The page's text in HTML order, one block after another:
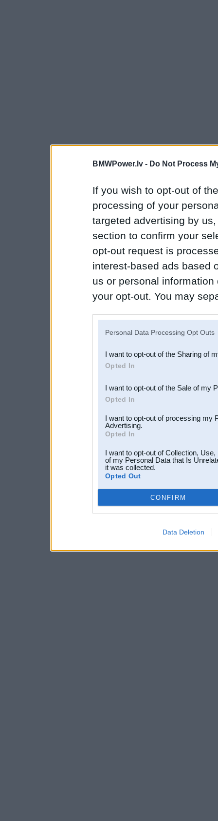
BMWPower.lv - Do Not Process
If you wish to opt-out of
processing of your
targeted advertising by
section to confirm your
opt-out request is
interest-based ads based
us or personal
your opt-out. You may
Downstream Participants
third parties.
Personal Data Processing Opt Outs
I want to opt-out of the Sharing of
Opted In
I want to opt-out of the Sale of my
Opted In
I want to opt-out of processing my
Advertising.
Opted In
I want to opt-out of Collection,
of my Personal Data that Is
it was collected.
Opted Out
CONFIRM
Data Deletion